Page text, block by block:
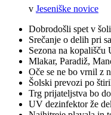
v Jeseniške novice
Dobrodošli spet v šoli
Srečanje o delih pri
Sezona na kopališču
Mlakar, Paradiž,
Oče se ne bo vrnil z
Šolski prevozi po
Trg prijateljstva bo
UV dezinfektor že